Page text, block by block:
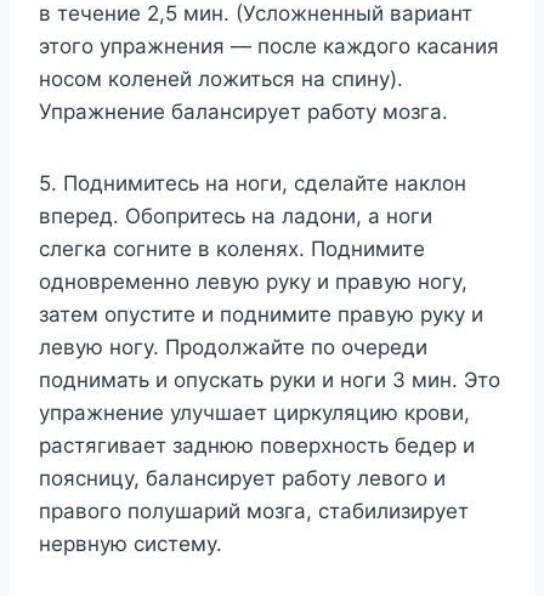
в течение 2,5 мин. (Усложненный вариант
этого упражнения — после каждого касания
носом коленей ложиться на спину).
Упражнение балансирует работу мозга.
5. Поднимитесь на ноги, сделайте наклон
вперед. Обопритесь на ладони, а ноги
слегка согните в коленях. Поднимите
одновременно левую руку и правую ногу,
затем опустите и поднимите правую руку и
левую ногу. Продолжайте по очереди
поднимать и опускать руки и ноги 3 мин. Это
упражнение улучшает циркуляцию крови,
растягивает заднюю поверхность бедер и
поясницу, балансирует работу левого и
правого полушарий мозга, стабилизирует
нервную систему.